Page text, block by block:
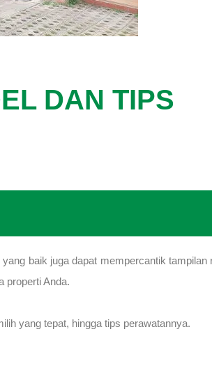
DAN TIPS
baik juga dapat mempercantik tampilan
properti Anda.
yang tepat, hingga tips perawatannya.